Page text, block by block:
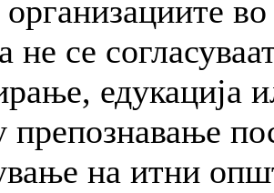
организациите
не се
едукација
препознавање
на итни